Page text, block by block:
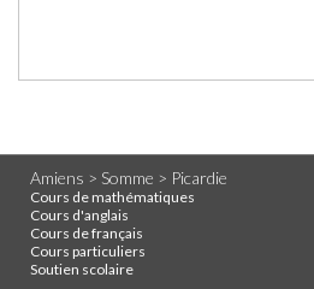
Amiens > Somme > Picardie
Cours de mathématiques
Cours d'anglais
Cours de français
Cours particuliers
Soutien scolaire